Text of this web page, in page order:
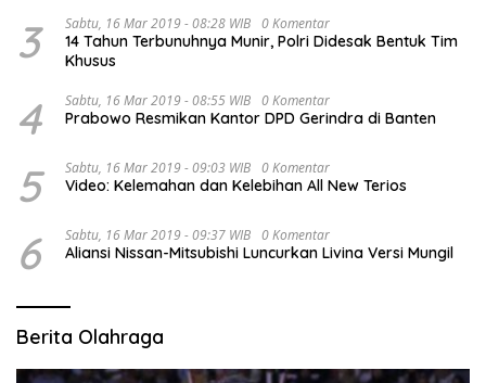
3 Sabtu, 16 Mar 2019 - 08:28 WIB 0 Komentar
14 Tahun Terbunuhnya Munir, Polri Didesak Bentuk Tim
Khusus
4 Sabtu, 16 Mar 2019 - 08:55 WIB 0 Komentar
Prabowo Resmikan Kantor DPD Gerindra di Banten
5 Sabtu, 16 Mar 2019 - 09:03 WIB 0 Komentar
Video: Kelemahan dan Kelebihan All New Terios
6 Sabtu, 16 Mar 2019 - 09:37 WIB 0 Komentar
Aliansi Nissan-Mitsubishi Luncurkan Livina Versi Mungil
Berita Olahraga